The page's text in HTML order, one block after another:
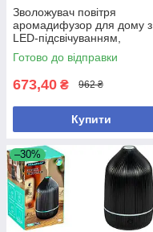
Зволожувач повітря
аромадифузор для дому з
LED-підсвічуванням,
ультразвуковий, резервуар
150 мл з автовідключенням
Готово до відправки
673,40 ₴ 962 ₴
Купити
–30%